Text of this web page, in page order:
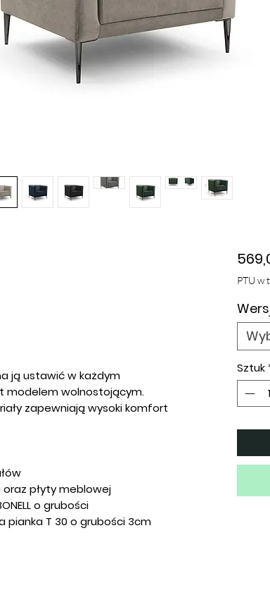
ją ustawić w każdym
modelem wolnostojącym.
zapewniają wysoki komfort
płyty meblowej
o grubości
pianka T 30 o grubości 3cm
PTU w
Sztuk